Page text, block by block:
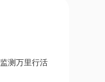
测万里行活